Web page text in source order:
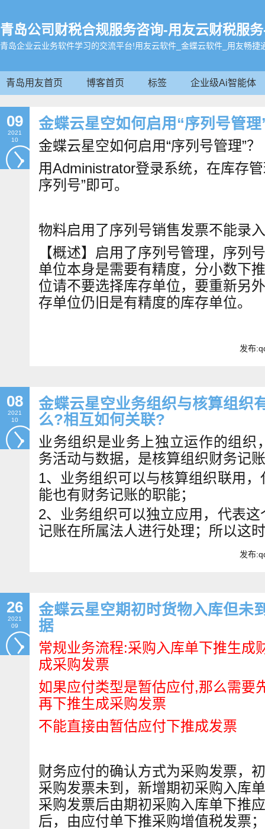
青岛公司财税合规服务咨询-用友云财税服
青岛企业云业务软件学习的交流平台!用友云软件_金蝶云软件_用友畅捷
青岛用友首页 博客首页 标签 企业级Ai智能体
09
2021
10
金蝶云星空如何启用“序列号管理
金蝶云星空如何启用“序列号管理”？
用Administrator登录系统，在库存
序列号”即可。
物料启用了序列号销售发票不能录
【概述】启用了序列号管理，序列
单位本身是需要有精度，分小数下
位请不要选择库存单位，要重新另
存单位仍旧是有精度的库存单位。
发布
08
2021
10
金蝶云星空业务组织与核算组织
么?相互如何关联?
业务组织是业务上独立运作的组织
务活动与数据，是核算组织财务记
1、业务组织可以与核算组织联用
能也有财务记账的职能；
2、业务组织可以独立应用，代表
记账在所属法人进行处理；所以这
发布
26
2021
09
金蝶云星空期初时货物入库但未
据
常规业务流程:采购入库单下推生成
成采购发票
如果应付类型是暂估应付,那么需要
再下推生成采购发票
不能直接由暂估应付下推成发票
财务应付的确认方式为采购发票，
采购发票未到，新增期初采购入库
采购发票后由期初采购入库单下推
后，由应付单下推采购增值税发票；